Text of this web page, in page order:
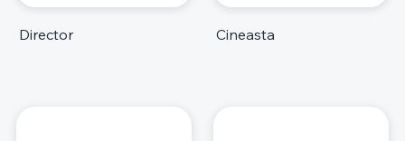
Director Cineasta